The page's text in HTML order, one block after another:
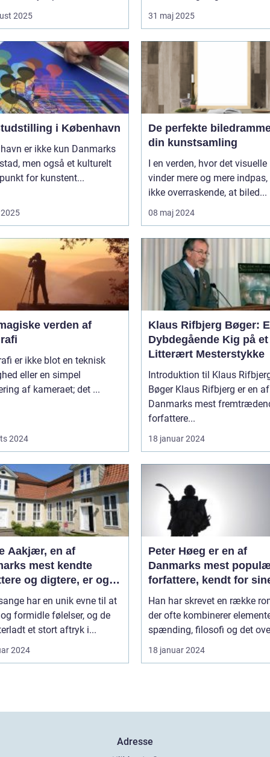
2025 31 maj 2025
i København
er ikke kun Danmarks
men også et kulturelt
for kunstent...
De perfekte
din kunstsamling
I en verden, hvor det
vinder mere og mere indpas,
ikke overraskende, at biled...
08 maj 2024
verden af
er ikke blot en teknisk
eller en simpel
af kameraet; det ...
2024
Klaus Rifbjerg Bøger:
Dybdegående Kig på et
Litterært Mesterstykke
Introduktion til Klaus
Bøger Klaus Rifbjerg er en af
Danmarks mest
forfattere...
18 januar 2024
Aakjær, en af
mest kendte
og digtere, er også
for sine smukke
har en unik evne til at
formidle følelser, og de
et stort aftryk i...
2024
Peter Høeg er en af
Danmarks mest
forfattere, kendt for
spændende og
tankevækkende bøger
Han har skrevet en række
der ofte kombinerer
spænding, filosofi og det
18 januar 2024
Adresse